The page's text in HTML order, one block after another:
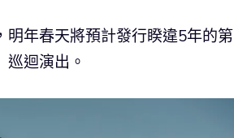
年春天將預計發行睽違5年的
迴演出。